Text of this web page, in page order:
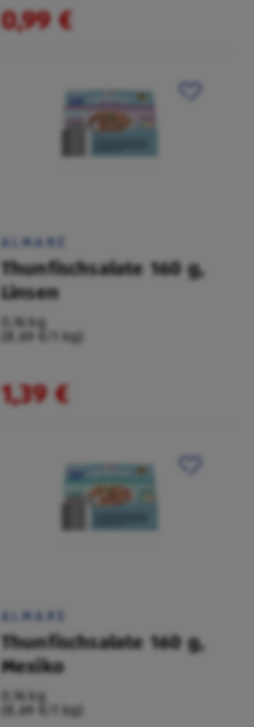
0,99 €
ALMARE
Thunfischsalate 160 g,
Linsen
0,16 kg
(8,69 €/1 kg)
1,39 €
ALMARE
Thunfischsalate 160 g,
Mexiko
0,16 kg
(8,69 €/1 kg)